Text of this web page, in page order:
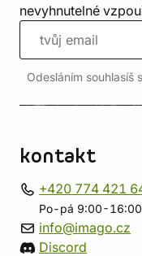
nevyhnutelné
Odesláním souhlasíš
kontakt
+420 774 421
Po-pá 9:00-16:00
info@imago.cz
Discord